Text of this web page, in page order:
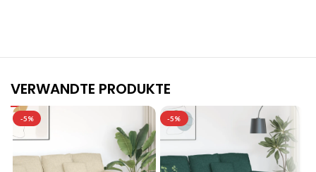
VERWANDTE PRODUKTE
-5% -5%